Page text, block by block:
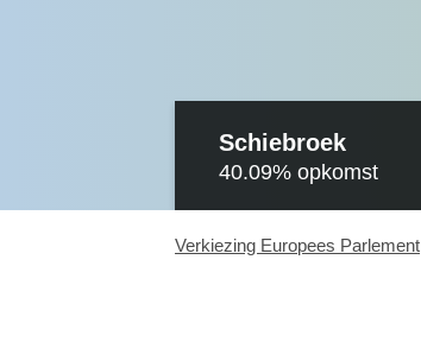
Schiebroek
40.09% opkomst
Verkiezing Europees Parlement